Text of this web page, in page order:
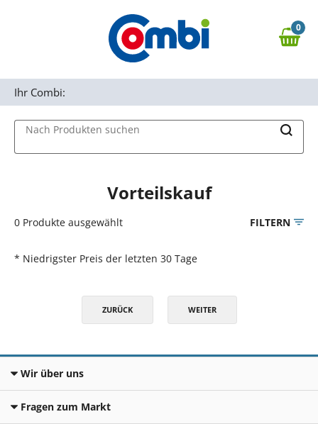
Zur Navigation springen
0,00 €
0
Nach Produkten suchen
Ihr Combi:
Vorteilskauf
0 Produkte ausgewählt FILTERN
* Niedrigster Preis der letzten 30 Tage
ZURÜCK WEITER
Wir über uns
Fragen zum Markt